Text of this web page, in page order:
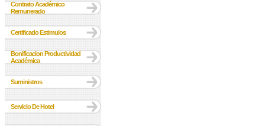
Contrato Académico
Remunerado
Certificado Estimulos
Bonificacion Productividad
Académica
Suministros
Servicio De Hotel